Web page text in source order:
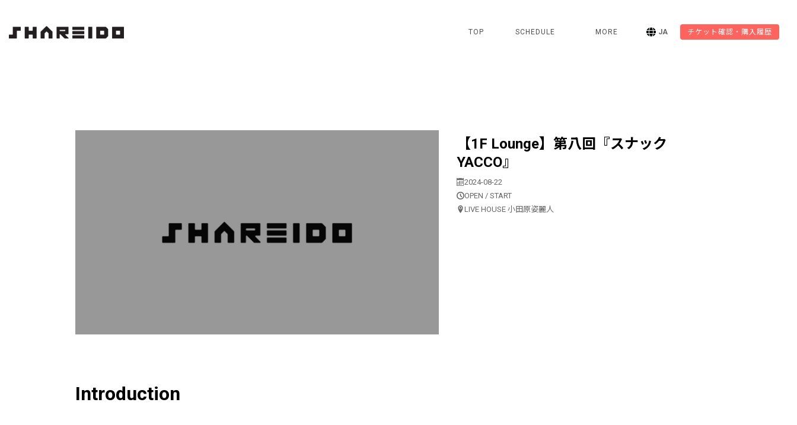
TOP SCHEDULE MORE JA チケット確認・購入履歴
【1F Lounge】第八回『スナック
YACCO』
2024-08-22
OPEN / START
LIVE HOUSE 小田原姿麗人
Introduction